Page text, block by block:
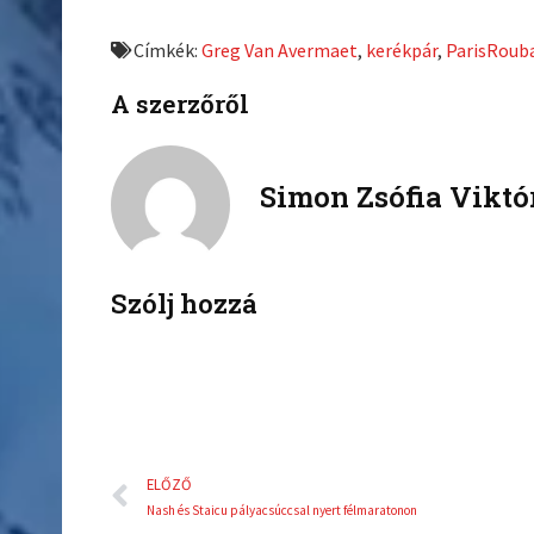
o
f
b
o
t
Címkék:Greg Van Avermaet, kerékpár,
A szerzőről
Simon Zsófia
Szólj hozzá
Előző
ELŐZŐ
Nash és Staicu pályacsúccsal nyert félmaratonon